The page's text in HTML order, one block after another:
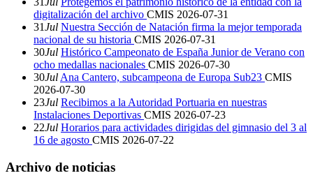
digitalización del archivo CMIS 2026-07-31
31Jul Nuestra Sección de Natación firma la mejor temporada
nacional de su historia CMIS 2026-07-31
30Jul Histórico Campeonato de España Junior de Verano con
ocho medallas nacionales CMIS 2026-07-30
30Jul Ana Cantero, subcampeona de Europa Sub23 CMIS
2026-07-30
23Jul Recibimos a la Autoridad Portuaria en nuestras
Instalaciones Deportivas CMIS 2026-07-23
22Jul Horarios para actividades dirigidas del gimnasio del 3 al
16 de agosto CMIS 2026-07-22
Archivo de noticias